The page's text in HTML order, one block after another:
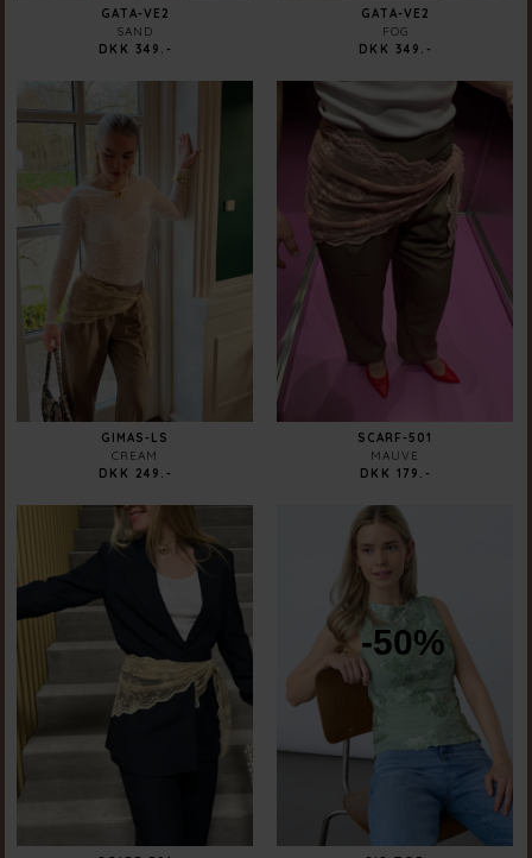
GATA-VE2
SAND
DKK 349.-
GATA-VE2
FOG
DKK 349.-
GIMAS-LS
CREAM
DKK 249.-
SCARF-501
MAUVE
DKK 179.-
-50%